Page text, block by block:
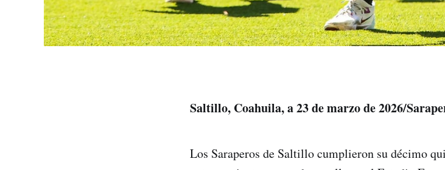
Saltillo, Coahuila, a 23 de marzo de 2026/
Los Saraperos de Saltillo cumplieron su décimo